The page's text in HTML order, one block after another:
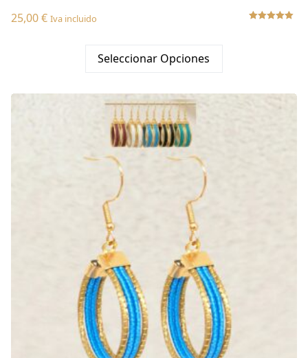
25,00€ Iva incluido
Seleccionar Opciones